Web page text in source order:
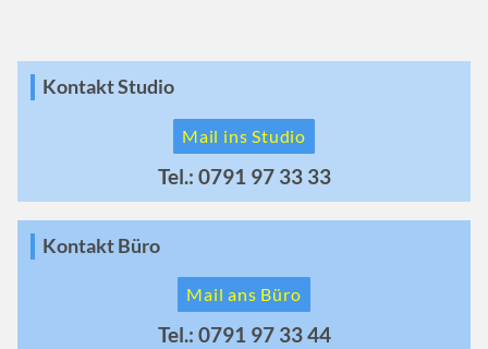
Kontakt Studio
Mail ins Studio
Tel.: 0791 97 33 33
Kontakt Büro
Mail ans Büro
Tel.: 0791 97 33 44